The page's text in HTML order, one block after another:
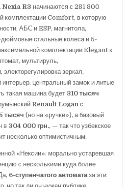
Nexia R3 начинаются с 281 800
комплектации Comfort, в которую
АБС и ESP, магнитола,
дюймовые стальные колеса и 5-
комплектации Elegant к
мультируль,
зеркал,
центральный замок и литые
такая машина будет 310 тысяч
Renault Logan с
тысяч (но на «ручке»), а базовый
в 304 000 грн., — так что узбекское
несколько оптимистичным.
«Нексии»: морально устаревшая
с несколькими куда более
6-ступенчатого автомата за эти